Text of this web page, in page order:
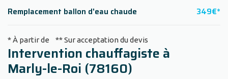
Remplacement ballon d'eau chaude 349€*
* À partir de ** Sur acceptation du devis
Intervention chauffagiste à
Marly-le-Roi (78160)